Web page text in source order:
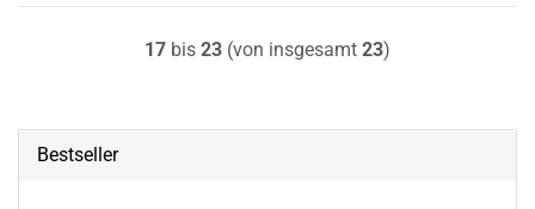
17 bis 23 (von insgesamt 23)
Bestseller